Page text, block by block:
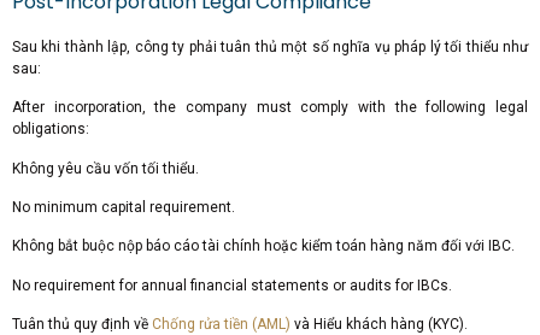
Sau khi thành lập, công ty phải tuân thủ một số nghĩa vụ pháp lý tối thiểu như
sau:
After incorporation, the company must comply with the following legal
obligations:
Không yêu cầu vốn tối thiểu.
No minimum capital requirement.
Không bắt buộc nộp báo cáo tài chính hoặc kiểm toán hàng năm đối với IBC.
No requirement for annual financial statements or audits for IBCs.
Tuân thủ quy định về Chống rửa tiền (AML) và Hiểu khách hàng (KYC).